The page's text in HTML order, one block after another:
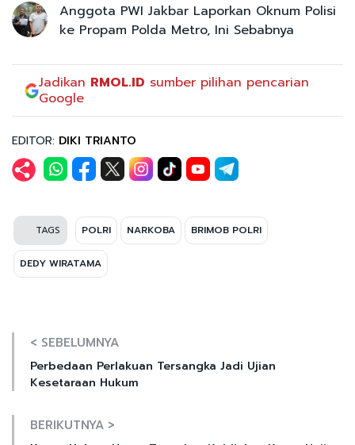
Anggota PWI Jakbar Laporkan Oknum Polisi
ke Propam Polda Metro, Ini Sebabnya
Jadikan RMOL.ID sumber pilihan pencarian
Google
EDITOR: DIKI TRIANTO
TAGS POLRI NARKOBA BRIMOB POLRI
DEDY WIRATAMA
< SEBELUMNYA
Perbedaan Perlakuan Tersangka Jadi Ujian
Kesetaraan Hukum
BERIKUTNYA >